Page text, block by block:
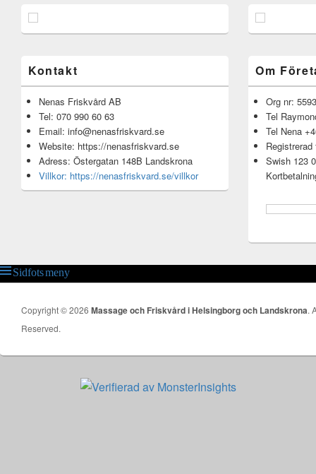
Kontakt
Nenas Friskvård AB
Tel: 070 990 60 63
Email: info@nenasfriskvard.se
Website: https://nenasfriskvard.se
Adress: Östergatan 148B Landskrona
Villkor: https://nenasfriskvard.se/villkor
Om
Org nr:
Tel
Tel Nena
Swish 123
Sidfots meny
Copyright © 2026 Massage och Friskvård i Helsingborg och Landskrona.
Reserved.